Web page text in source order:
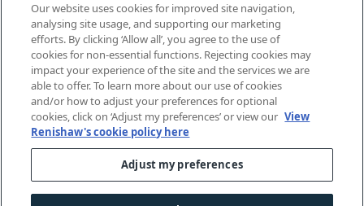
© 2001-2026 Renishaw plc. Tous droits réservés.
Contactez-nous|Juridique et conformité|Accessibilité|
Confidentialité
Our website uses cookies for improved site navigation,
analysing site usage, and supporting our marketing
efforts. By clicking ‘Allow all’, you agree to the use of
cookies for non-essential functions. Rejecting cookies may
impact your experience of the site and the services we are
able to offer. To learn more about our use of cookies
and/or how to adjust your preferences for optional
cookies, click on ‘Adjust my preferences’ or view our View
Renishaw's cookie policy here
Adjust my preferences